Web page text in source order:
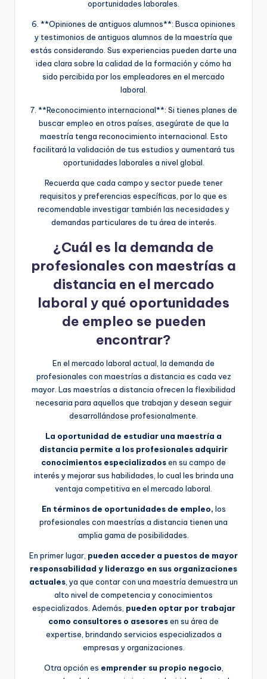
oportunidades laborales.
6. **Opiniones de antiguos alumnos**: Busca opiniones
y testimonios de antiguos alumnos de la maestría que
estás considerando. Sus experiencias pueden darte una
idea clara sobre la calidad de la formación y cómo ha
sido percibida por los empleadores en el mercado
laboral.
7. **Reconocimiento internacional**: Si tienes planes de
buscar empleo en otros países, asegúrate de que la
maestría tenga reconocimiento internacional. Esto
facilitará la validación de tus estudios y aumentará tus
oportunidades laborales a nivel global.
Recuerda que cada campo y sector puede tener
requisitos y preferencias específicas, por lo que es
recomendable investigar también las necesidades y
demandas particulares de tu área de interés.
¿Cuál es la demanda de
profesionales con maestrías a
distancia en el mercado
laboral y qué oportunidades
de empleo se pueden
encontrar?
En el mercado laboral actual, la demanda de
profesionales con maestrías a distancia es cada vez
mayor. Las maestrías a distancia ofrecen la flexibilidad
necesaria para aquellos que trabajan y desean seguir
desarrollándose profesionalmente.
La oportunidad de estudiar una maestría a
distancia permite a los profesionales adquirir
conocimientos especializadosen su campo de
interés y mejorar sus habilidades, lo cual les brinda una
ventaja competitiva en el mercado laboral.
En términos de oportunidades de empleo, los
profesionales con maestrías a distancia tienen una
amplia gama de posibilidades.
En primer lugar, pueden acceder a puestos de mayor
responsabilidad y liderazgo en sus organizaciones
actuales , ya que contar con una maestría demuestra un
alto nivel de competencia y conocimientos
especializados. Además, pueden optar por trabajar
como consultores o asesoresen su área de
expertise, brindando servicios especializados a
empresas y organizaciones.
Otra opción es emprender su propio negocio